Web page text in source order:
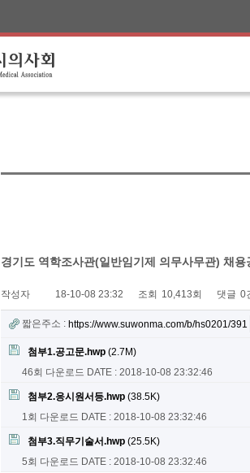
경기도 역학조사관(일반임기제 의무사무관) 채용
작성자 18-10-08 23:32 조회 10,413회 댓글 0
짧은주소 : https://www.suwonma.com/b/hs0201/391
첨부1.공고문.hwp (2.7M)
46회 다운로드 DATE : 2018-10-08 23:32:46
첨부2.응시원서등.hwp (38.5K)
1회 다운로드 DATE : 2018-10-08 23:32:46
첨부3.직무기술서.hwp (25.5K)
5회 다운로드 DATE : 2018-10-08 23:32:46